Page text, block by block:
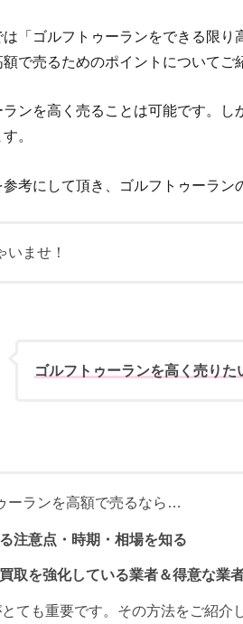
「ゴルフトゥーランをできる限
で売るためのポイントについてご
ランを高く売ることは可能です。
。
考にして頂き、ゴルフトゥーラン
いませ！
ゴルフトゥーランを高く売りた
ーランを高額で売るなら…
注意点・時期・相場を知る
取を強化している業者＆得意な業
ても重要です。その方法をご紹介